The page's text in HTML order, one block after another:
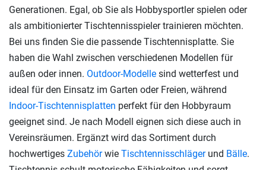
Generationen. Egal, ob Sie als Hobbysportler spielen oder
als ambitionierter Tischtennisspieler trainieren möchten.
Bei uns finden Sie die passende Tischtennisplatte. Sie
haben die Wahl zwischen verschiedenen Modellen für
außen oder innen. Outdoor-Modelle sind wetterfest und
ideal für den Einsatz im Garten oder Freien, während
Indoor-Tischtennisplatten perfekt für den Hobbyraum
geeignet sind. Je nach Modell eignen sich diese auch in
Vereinsräumen. Ergänzt wird das Sortiment durch
hochwertiges Zubehörwie Tischtennisschlägerund Bälle.